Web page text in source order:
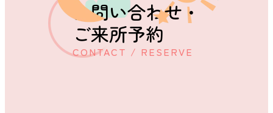
お問い合わせ・
ご来所予約
CONTACT / RESERVE